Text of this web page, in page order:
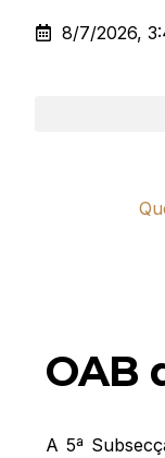
8/7/2026,
OAB
A 5ª